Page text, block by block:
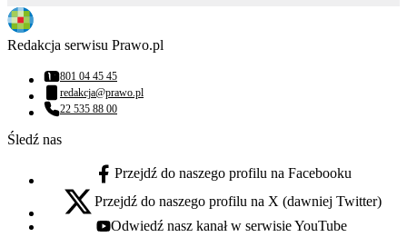
Redakcja serwisu Prawo.pl
Numer telefonu:
801 04 45 45
Adres email:
redakcja@prawo.pl
Numer telefonu:
22 535 88 00
Śledź nas
facebook - otwiera się w nowej karcie
Przejdź do naszego profilu na Facebooku
x - otwiera się w nowej karcie
Przejdź do naszego profilu na X (dawniej Twitter)
youtube - otwiera się w nowej karcie
Odwiedź nasz kanał w serwisie YouTube